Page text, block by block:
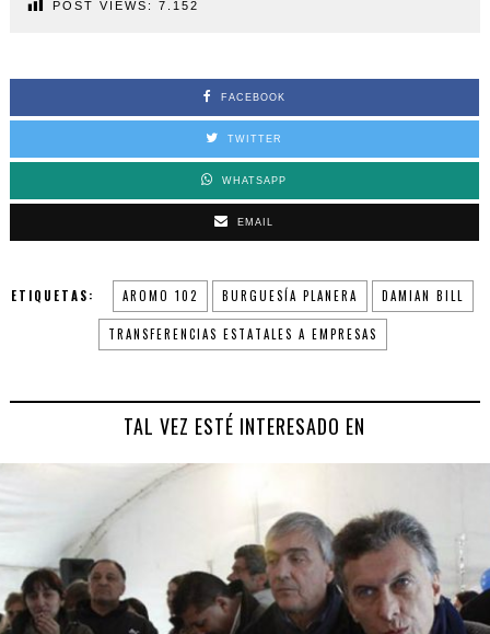
POST VIEWS: 7.152
FACEBOOK
TWITTER
WHATSAPP
EMAIL
ETIQUETAS: AROMO 102 BURGUESÍA PLANERA DAMIAN BILL
TRANSFERENCIAS ESTATALES A EMPRESAS
TAL VEZ ESTÉ INTERESADO EN